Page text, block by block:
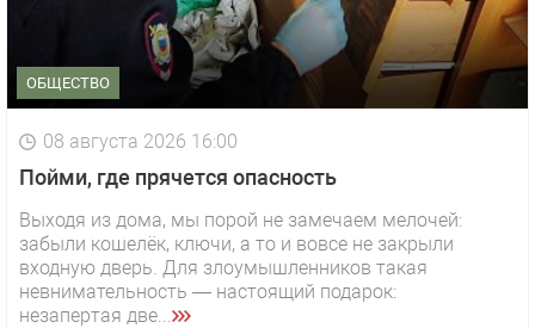
ОБЩЕСТВО
08 августа 2026 16:00
Пойми, где прячется опасность
Выходя из дома, мы порой не замечаем мелочей:
забыли кошелёк, ключи, а то и вовсе не закрыли
входную дверь. Для злоумышленников такая
невнимательность — настоящий подарок:
незапертая две...